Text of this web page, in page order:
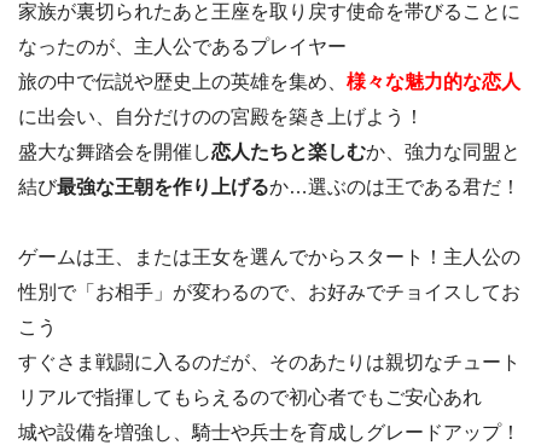
家族が裏切られたあと王座を取り戻す使命を帯びることに
なったのが、主人公であるプレイヤー
旅の中で伝説や歴史上の英雄を集め、 様々な魅力的な恋人
に出会い、自分だけのの宮殿を築き上げよう！
盛大な舞踏会を開催し恋人たちと楽しむか、強力な同盟と
結び最強な王朝を作り上げるか…選ぶのは王である君だ！
ゲームは王、または王女を選んでからスタート！主人公の
性別で「お相手」が変わるので、お好みでチョイスしてお
こう
すぐさま戦闘に入るのだが、そのあたりは親切なチュート
リアルで指揮してもらえるので初心者でもご安心あれ
城や設備を増強し、騎士や兵士を育成しグレードアップ！